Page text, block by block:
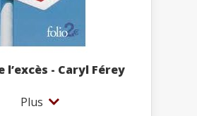
l’excès - Caryl Férey
Plus